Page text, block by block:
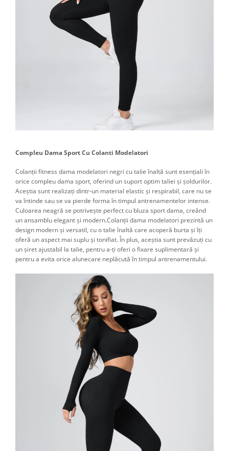
Compleu Dama Sport Cu Colanti Modelatori
Colanții fitness dama modelatori negri cu talie înaltă sunt esențiali în
orice compleu dama sport, oferind un suport optim taliei și șoldurilor.
Aceștia sunt realizați dintr-un material elastic și respirabil, care nu se
va întinde sau se va pierde forma în timpul antrenamentelor intense.
Culoarea neagră se potrivește perfect cu bluza sport dama, creând
un ansamblu elegant și modern.Colanții dama modelatori prezintă un
design modern și versatil, cu o talie înaltă care acoperă burta și îți
oferă un aspect mai suplu și tonifiat. În plus, aceștia sunt prevăzuți cu
un șiret ajustabil la talie, pentru a-ți oferi o fixare suplimentară și
pentru a evita orice alunecare neplăcută în timpul antrenamentului.